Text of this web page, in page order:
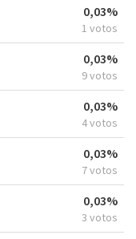
0,03%
1 votos
0,03%
9 votos
0,03%
4 votos
0,03%
7 votos
0,03%
3 votos